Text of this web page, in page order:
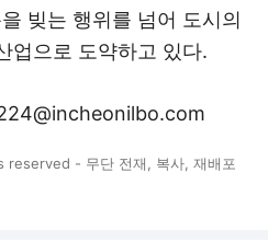
빚는 행위를 넘어 도시의
업으로 도약하고 있다.
- 무단 전재, 복사, 재배포